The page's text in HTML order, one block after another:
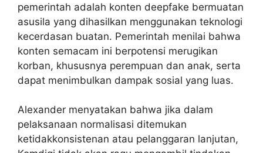
pemerintah adalah konten deepfake bermuatan
asusila yang dihasilkan menggunakan teknologi
kecerdasan buatan. Pemerintah menilai bahwa
konten semacam ini berpotensi merugikan
korban, khususnya perempuan dan anak, serta
dapat menimbulkan dampak sosial yang luas.
Alexander menyatakan bahwa jika dalam
pelaksanaan normalisasi ditemukan
ketidakkonsistenan atau pelanggaran lanjutan,